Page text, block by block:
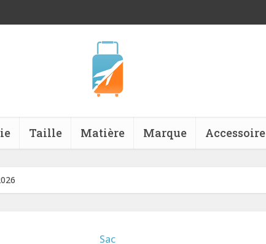
Taille Matière Marque Accessoire
Sac